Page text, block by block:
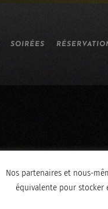
SOIRÉES
Nos partenaires et nous-
équivalente pour